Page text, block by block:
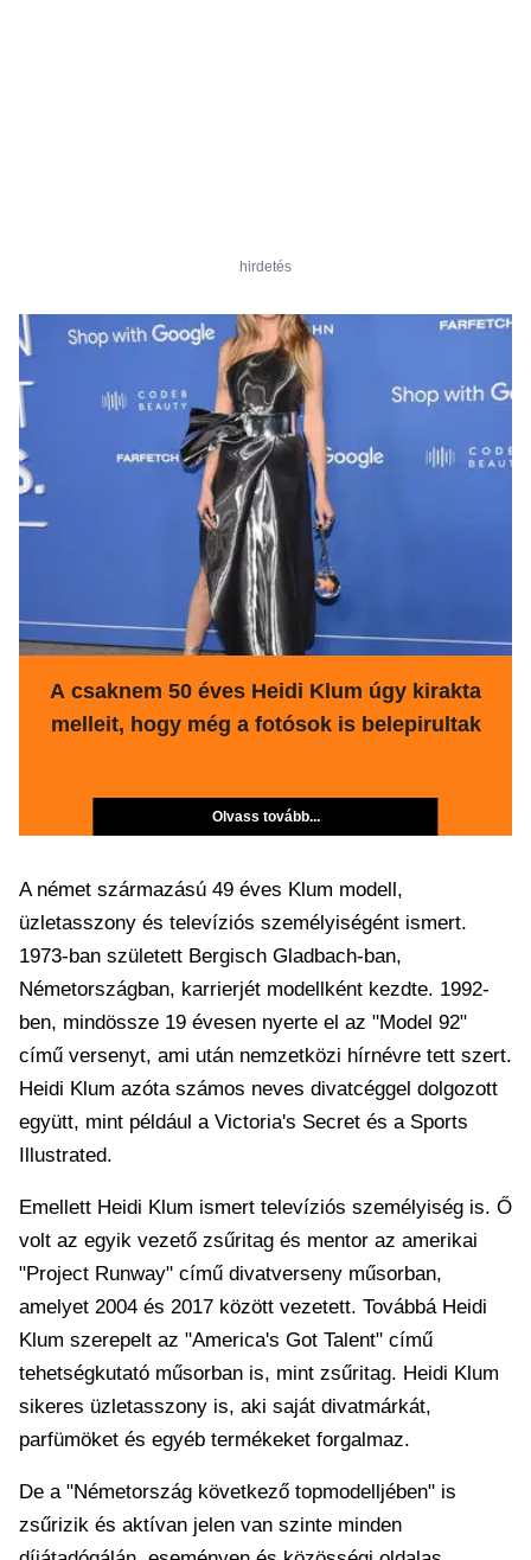
hirdetés
A csaknem 50 éves Heidi Klum úgy kirakta
melleit, hogy még a fotósok is belepirultak
Olvass tovább...
A német származású 49 éves Klum modell,
üzletasszony és televíziós személyiségént ismert.
1973-ban született Bergisch Gladbach-ban,
Németországban, karrierjét modellként kezdte. 1992-
ben, mindössze 19 évesen nyerte el az "Model 92"
című versenyt, ami után nemzetközi hírnévre tett szert.
Heidi Klum azóta számos neves divatcéggel dolgozott
együtt, mint például a Victoria's Secret és a Sports
Illustrated.
Emellett Heidi Klum ismert televíziós személyiség is. Ő
volt az egyik vezető zsűritag és mentor az amerikai
"Project Runway" című divatverseny műsorban,
amelyet 2004 és 2017 között vezetett. Továbbá Heidi
Klum szerepelt az "America's Got Talent" című
tehetségkutató műsorban is, mint zsűritag. Heidi Klum
sikeres üzletasszony is, aki saját divatmárkát,
parfümöket és egyéb termékeket forgalmaz.
De a "Németország következő topmodelljében" is
zsűrizik és aktívan jelen van szinte minden